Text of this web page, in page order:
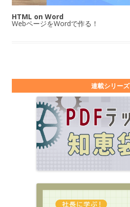
HTML on Word
WebページをWordで作る！
連載シリーズ